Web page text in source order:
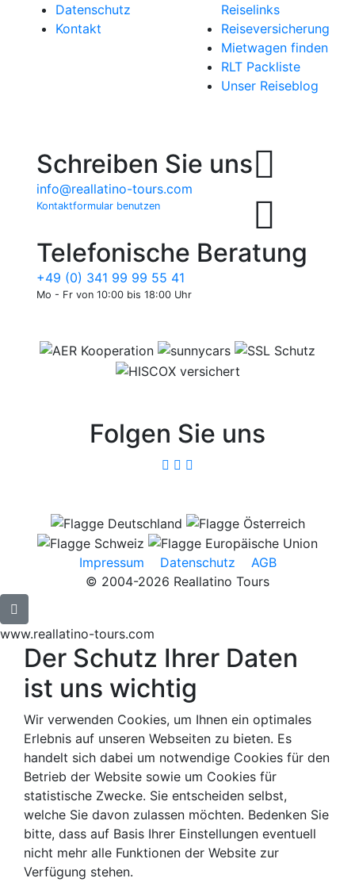
Datenschutz
Kontakt
Reiselinks
Reiseversicherung
Mietwagen finden
RLT Packliste
Unser Reiseblog
Schreiben Sie uns
info@reallatino-tours.com
Kontaktformular benutzen
Telefonische Beratung
+49 (0) 341 99 99 55 41
Mo - Fr von 10:00 bis 18:00 Uhr
Folgen Sie uns
Impressum Datenschutz
AGB
© 2004-2026 Reallatino Tours
www.reallatino-tours.com
Der Schutz Ihrer Daten
ist uns wichtig
Wir verwenden Cookies, um Ihnen ein optimales
Erlebnis auf unseren Webseiten zu bieten. Es
handelt sich dabei um notwendige Cookies für den
Betrieb der Website sowie um Cookies für
statistische Zwecke. Sie entscheiden selbst,
welche Sie davon zulassen möchten. Bedenken Sie
bitte, dass auf Basis Ihrer Einstellungen eventuell
nicht mehr alle Funktionen der Website zur
Verfügung stehen.